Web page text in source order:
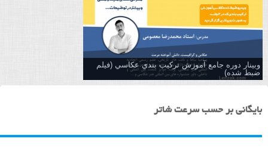
وبینار دوره جامع آموزش تركيب بندي عكاسي (فیلم
ضبط شده)
بایگانی بر حسب سرعت شاتر